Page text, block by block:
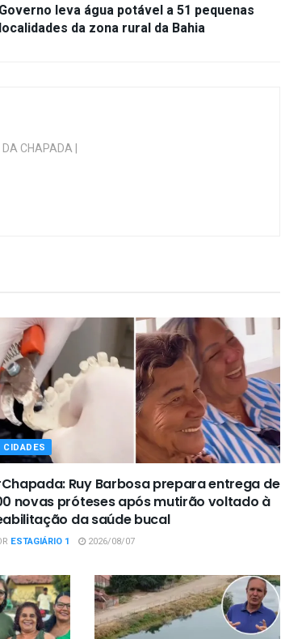
Governo leva água potável a 51 pequenas
localidades da zona rural da Bahia
CHAPADA |
CIDADES
Ruy Barbosa prepara entrega de
novas próteses após mutirão voltado à
da saúde bucal
ESTAGIÁRIO 1 2026/08/07